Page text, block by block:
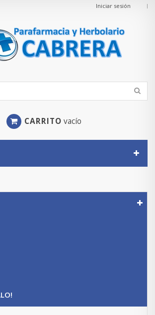
Iniciar sesión
CARRITO vacío